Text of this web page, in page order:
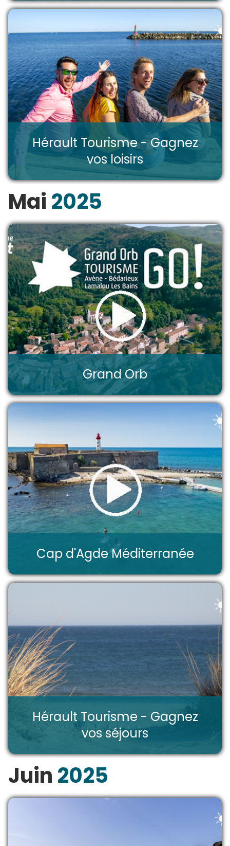
Hérault Tourisme - Gagnez
vos loisirs
Mai 2025
Grand Orb
Cap d'Agde Méditerranée
Hérault Tourisme - Gagnez
vos séjours
Juin 2025